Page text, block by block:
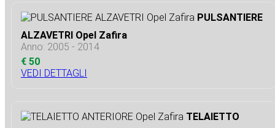
PULSANTIERE
ALZAVETRI Opel Zafira
Anno: 2005 - 2014
€ 50
VEDI DETTAGLI
TELAIETTO